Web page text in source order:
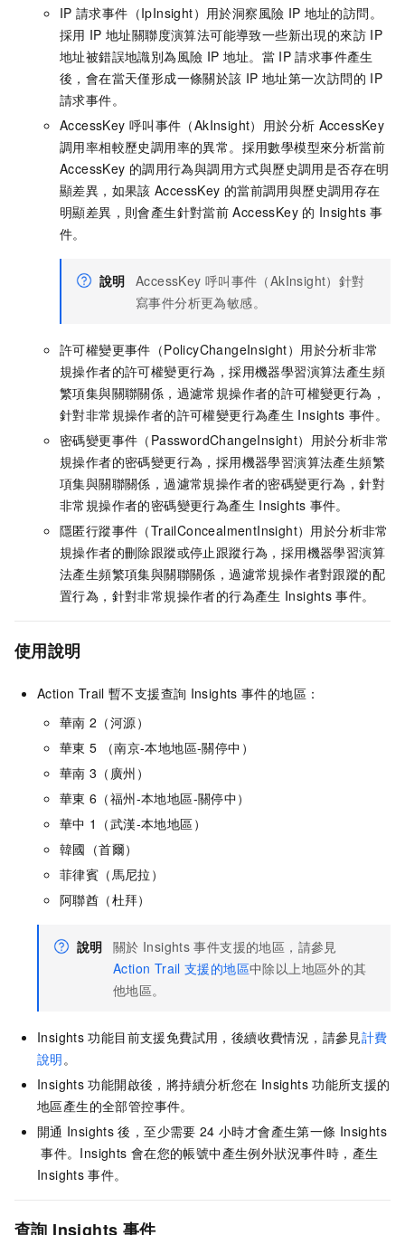
IP 請求事件（IpInsight）用於洞察風險 IP 地址的訪問。
採用 IP 地址關聯度演算法可能導致一些新出現的來訪 IP
地址被錯誤地識別為風險 IP 地址。當 IP 請求事件產生
後，會在當天僅形成一條關於該 IP 地址第一次訪問的 IP
請求事件。
AccessKey 呼叫事件（AkInsight）用於分析 AccessKey
調用率相較歷史調用率的異常。採用數學模型來分析當前
AccessKey 的調用行為與調用方式與歷史調用是否存在明
顯差異，如果該 AccessKey 的當前調用與歷史調用存在
明顯差異，則會產生針對當前 AccessKey 的 Insights 事
件。
說明 AccessKey 呼叫事件（AkInsight）針對
寫事件分析更為敏感。
許可權變更事件（PolicyChangeInsight）用於分析非常
規操作者的許可權變更行為，採用機器學習演算法產生頻
繁項集與關聯關係，過濾常規操作者的許可權變更行為，
針對非常規操作者的許可權變更行為產生 Insights 事件。
密碼變更事件（PasswordChangeInsight）用於分析非常
規操作者的密碼變更行為，採用機器學習演算法產生頻繁
項集與關聯關係，過濾常規操作者的密碼變更行為，針對
非常規操作者的密碼變更行為產生 Insights 事件。
隱匿行蹤事件（TrailConcealmentInsight）用於分析非常
規操作者的刪除跟蹤或停止跟蹤行為，採用機器學習演算
法產生頻繁項集與關聯關係，過濾常規操作者對跟蹤的配
置行為，針對非常規操作者的行為產生 Insights 事件。
使用說明
Action Trail 暫不支援查詢 Insights 事件的地區：
華南 2（河源）
華東 5 （南京-本地地區-關停中）
華南 3（廣州）
華東 6（福州-本地地區-關停中）
華中 1（武漢-本地地區）
韓國（首爾）
菲律賓（馬尼拉）
阿聯酋（杜拜）
說明 關於 Insights 事件支援的地區，請參見
Action Trail 支援的地區中除以上地區外的其
他地區。
Insights 功能目前支援免費試用，後續收費情況，請參見計費
說明 。
Insights 功能開啟後，將持續分析您在 Insights 功能所支援的
地區產生的全部管控事件。
開通 Insights 後，至少需要 24 小時才會產生第一條 Insights
事件。Insights 會在您的帳號中產生例外狀況事件時，產生
Insights 事件。
查詢 Insights 事件